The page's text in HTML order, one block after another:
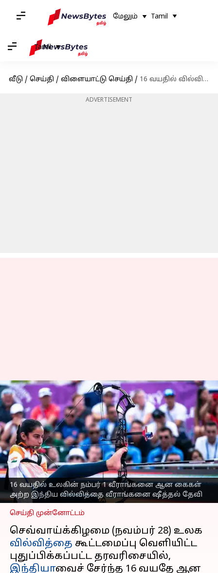
மேலும் Tamil
Tamil
வீடு / செய்தி / விளையாட்டு செய்தி / 16 வயதில் வில்வித்தையில் உலகின் நம்பர் 1 வீராங்கனை; கைகளற்ற ஷீத்தல் தேவியின் அசரவைக்கும் பின்னணி
ADVERTISEMENT
16 வயதில் உலகின் நம்பர் 1 வீராங்கனை ஆன கைகள்
அற்ற இந்திய வில்வித்தை வீராங்கனை ஷீத்தல் தேவி
16 வயதில்
வில்வித்தையில் உலகின்
நம்பர் 1 வீராங்கனை;
கைகளற்ற ஷீத்தல்
தேவியின் அசரவைக்கும்
பின்னணி
எழுதியவர் Sekar Chinnappan Nov 29, 2023 12:20 pm
செய்தி முன்னோட்டம்
செவ்வாய்க்கிழமை (நவம்பர் 28) உலக
வில்வித்தை கூட்டமைப்பு வெளியிட்ட
புதுப்பிக்கப்பட்ட தரவரிசையில்,
இந்தியாவைச் சேர்ந்த 16 வயதே ஆன